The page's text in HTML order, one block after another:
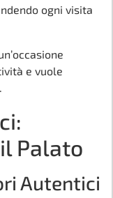
ogni visita
e vuole
Palato
Autentici